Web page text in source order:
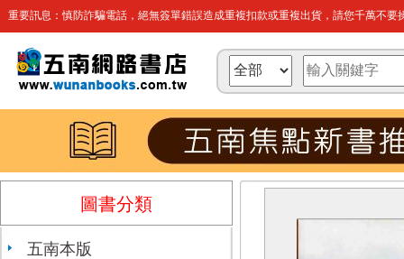
重要訊息：慎防詐騙電話，絕無簽單錯誤造成重複扣款或重複出貨，請您千萬不要
圖書分類
五南本版